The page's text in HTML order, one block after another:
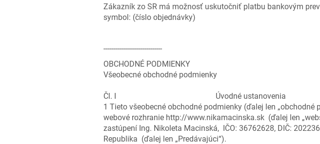
Zákazník zo SR má možnosť uskutočniť platbu bankovým
symbol: (číslo objednávky)
------------------------------
OBCHODNÉ PODMIENKY
Všeobecné obchodné podmienky
Čl. I Úvodné ustanovenia
1 Tieto všeobecné obchodné podmienky (ďalej len
webové rozhranie http://www.nikamacinska.sk (ďalej len
zastúpení Ing. Nikoleta Macinská, IČO: 36762628, DIČ:
Republika (ďalej len „Predávajúci“).